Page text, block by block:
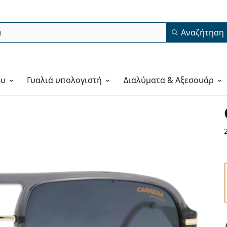
Αναζήτηση
Γυαλιά υπολογιστή Διαλύματα & Αξεσουάρ